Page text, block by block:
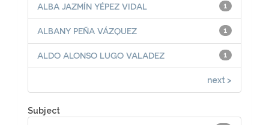
1
ALBA JAZMÍN YÉPEZ VIDAL
1
ALBANY PEÑA VÁZQUEZ
1
ALDO ALONSO LUGO VALADEZ
next >
Subject